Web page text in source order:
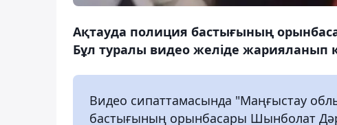
Ақтауда полиция бастығының
Бұл туралы видео желіде жарияланып
Видео сипаттамасында "Маңғыстау
бастығының орынбасары Шынболат